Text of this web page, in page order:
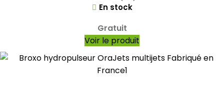
En stock
Gratuit
Voir le produit